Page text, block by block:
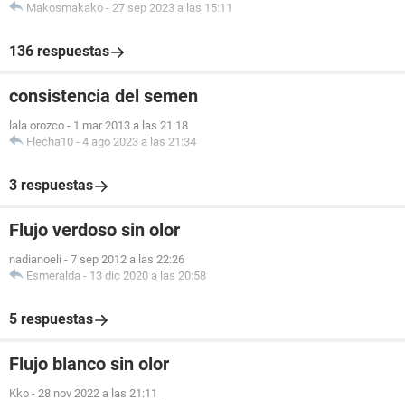
Makosmakako - 27 sep 2023 a las 15:11
136 respuestas
consistencia del semen
lala orozco - 1 mar 2013 a las 21:18
Flecha10 - 4 ago 2023 a las 21:34
3 respuestas
Flujo verdoso sin olor
nadianoeli - 7 sep 2012 a las 22:26
Esmeralda - 13 dic 2020 a las 20:58
5 respuestas
Flujo blanco sin olor
Kko - 28 nov 2022 a las 21:11